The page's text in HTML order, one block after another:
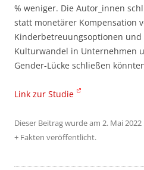
% weniger. Die Autor_innen
statt monetärer Kompensation
Kinderbetreuungsoptionen
Kulturwandel in Unternehmen
Gender-Lücke schließen
Link zur Studie
Dieser Beitrag wurde am 2. Mai 2022
+ Fakten veröffentlicht.